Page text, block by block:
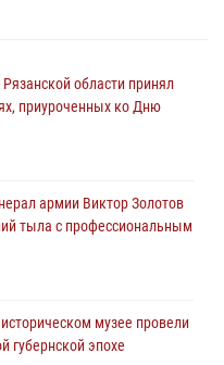
области принял
приуроченных ко Дню
армии Виктор Золотов
тыла с профессиональным
музее провели
губернской эпохе